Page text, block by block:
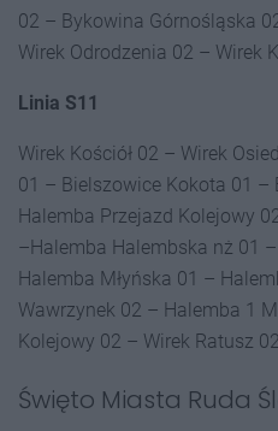
02 – Bykowina Górnośląska
Wirek Odrodzenia 02 – Wirek
Linia S11
Wirek Kościół 02 – Wirek
01 – Bielszowice Kokota 01
Halemba Przejazd Kolejowy
–Halemba Halembska nż 01
Halemba Młyńska 01 –
Wawrzynek 02 – Halemba 1
Kolejowy 02 – Wirek Ratusz
Święto Miasta Ruda